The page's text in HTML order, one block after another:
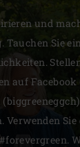
und
Tauchen Sie
auf Facebook
Verwenden